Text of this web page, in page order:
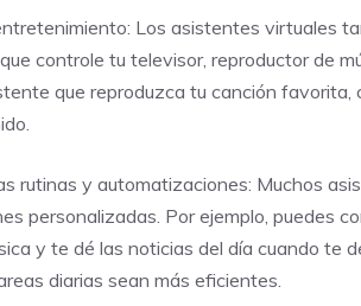
Los asistentes virtuales
controle tu televisor, reproductor de
que reproduzca tu canción
rutinas y automatizaciones: Muchos
personalizadas. Por ejemplo, puedes
y te dé las noticias del día cuando te
diarias sean más eficientes.